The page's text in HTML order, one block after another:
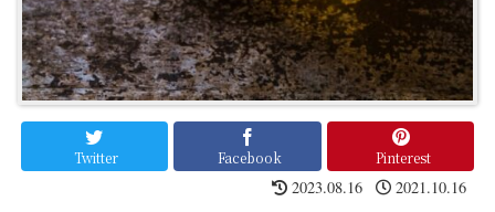
Twitter Facebook Pinterest
2023.08.16 2021.10.16